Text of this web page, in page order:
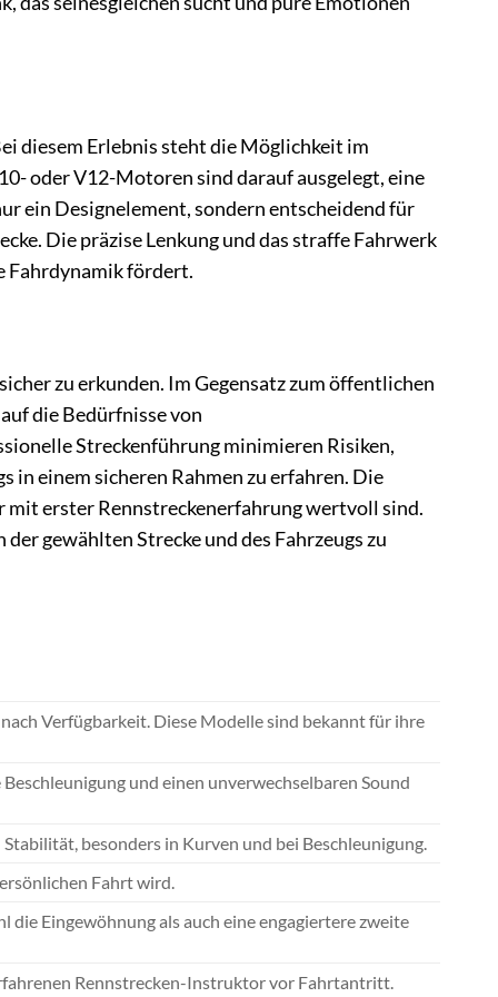
diesem Erlebnis steht die Möglichkeit im
oder V12-Motoren sind darauf ausgelegt, eine
ein Designelement, sondern entscheidend für
Die präzise Lenkung und das straffe Fahrwerk
Fahrdynamik fördert.
zu erkunden. Im Gegensatz zum öffentlichen
die Bedürfnisse von
Streckenführung minimieren Risiken,
in einem sicheren Rahmen zu erfahren. Die
mit erster Rennstreckenerfahrung wertvoll sind.
gewählten Strecke und des Fahrzeugs zu
Verfügbarkeit. Diese Modelle sind bekannt für ihre
und einen unverwechselbaren Sound
besonders in Kurven und bei Beschleunigung.
Fahrt wird.
die Eingewöhnung als auch eine engagiertere zweite
Rennstrecken-Instruktor vor Fahrtantritt.